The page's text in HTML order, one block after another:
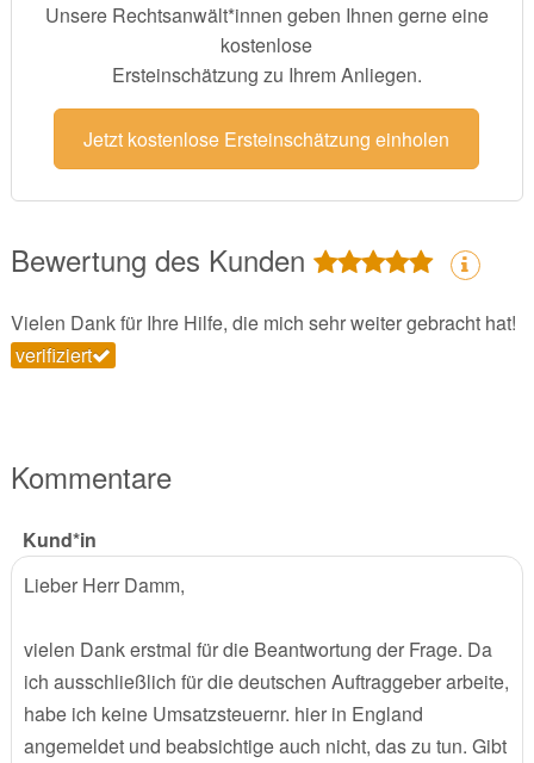
Unsere Rechtsanwält*innen geben Ihnen gerne eine
kostenlose
Ersteinschätzung zu Ihrem Anliegen.
Jetzt kostenlose Ersteinschätzung einholen
Bewertung des Kunden
Vielen Dank für Ihre Hilfe, die mich sehr weiter gebracht hat!
verifiziert
Kommentare
Kund*in
Lieber Herr Damm,
vielen Dank erstmal für die Beantwortung der Frage. Da
ich ausschließlich für die deutschen Auftraggeber arbeite,
habe ich keine Umsatzsteuernr. hier in England
angemeldet und beabsichtige auch nicht, das zu tun. Gibt